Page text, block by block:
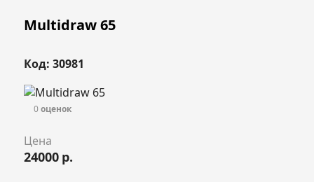
Multidraw 65
Код: 30981
0оценок
Цена
24000 р.